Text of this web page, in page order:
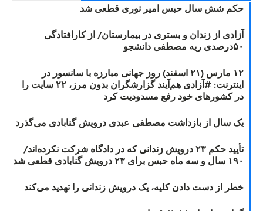
حکم شش سال حبس امیر نوری قطعی شد
آزادی از زندان و بستری در بیمارستان/ از کارافتادگی
۵۰درصدی ریه مصطفی دانشجو
۱۲ مارس (۲۱ اسفند) روز جهانی مبارزه با سانسور در
اینترنت: #آزادی هم‌آیند گزارشگران‌ بدون مرز، ۲۲ سایت را
در کشورهای خود رفع مسدودیت کرد
یک سال از بازداشت مصطفی عبدی درویش گنابادی می‌گذرد
تأیید حکم ۲۳ درویش زندانی که در دادگاه شرکت نکرده‌اند/
۱۹۰ سال و سه ماه حبس برای ۲۳ درویش گنابادی قطعی شد
خطر از دست دادن کلیه، یک درویش زندانی را تهدید می‌کند